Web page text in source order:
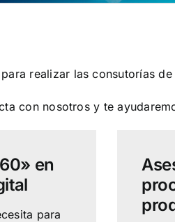
realizar las consutorías
con nosotros y te
en
para